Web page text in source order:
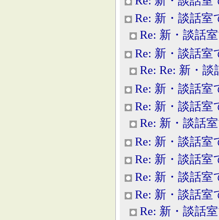
Re: 新・談話室
Re: 新・談話
Re: 新・談話室
Re: Re: 新・
Re: 新・談話室
Re: 新・談話室
Re: 新・談話
Re: 新・談話室
Re: 新・談話室
Re: 新・談話室
Re: 新・談話室
Re: 新・談話